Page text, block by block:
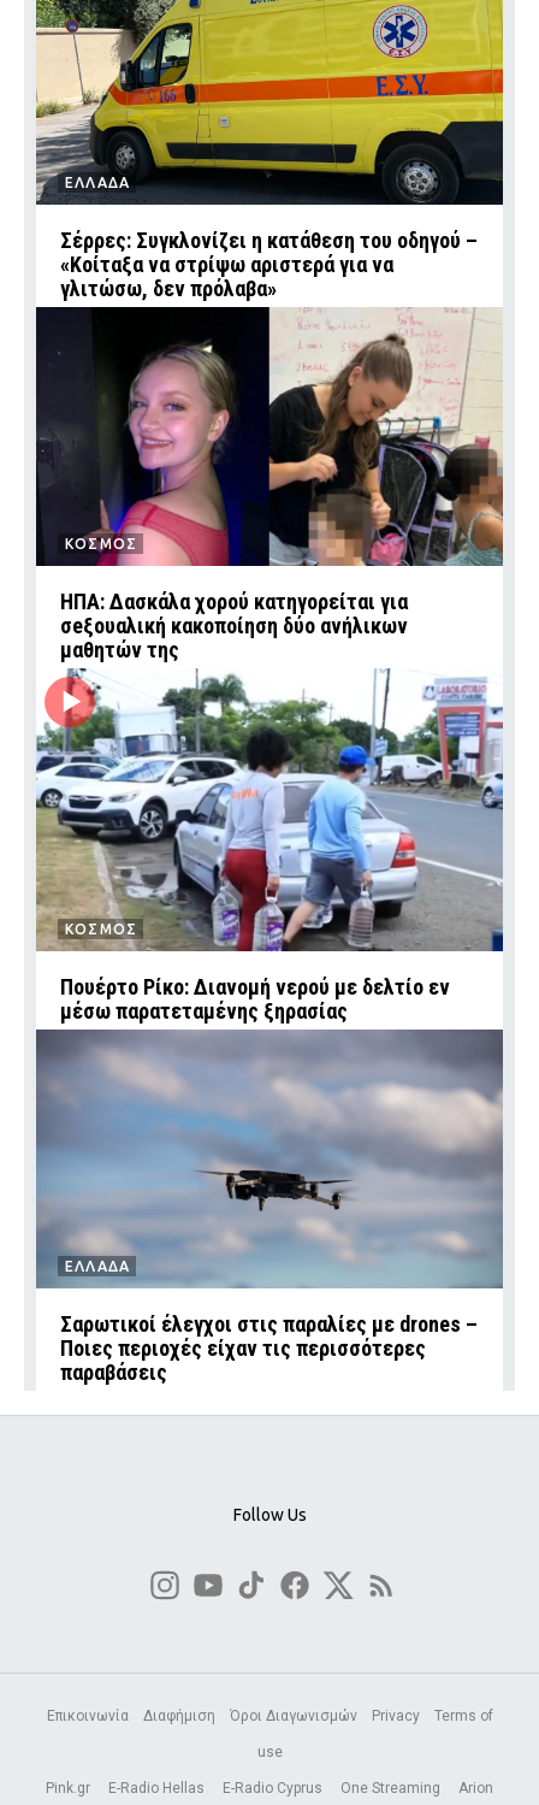
ΕΛΛΑΔΑ
Σέρρες: Συγκλονίζει η κατάθεση του οδηγού –
«Κοίταξα να στρίψω αριστερά για να
γλιτώσω, δεν πρόλαβα»
ΚΟΣΜΟΣ
ΗΠΑ: Δασκάλα χορού κατηγορείται για
σeξουαλική κακοποίηση δύο ανήλικων
μαθητών της
ΚΟΣΜΟΣ
Πουέρτο Ρίκο: Διανομή νερού με δελτίο εν
μέσω παρατεταμένης ξηρασίας
ΕΛΛΑΔΑ
Σαρωτικοί έλεγχοι στις παραλίες με drones –
Ποιες περιοχές είχαν τις περισσότερες
παραβάσεις
Follow Us
Επικοινωνία Διαφήμιση Όροι Διαγωνισμών Privacy Terms of
use
Pink.gr E-Radio Hellas E-Radio Cyprus One Streaming Arion